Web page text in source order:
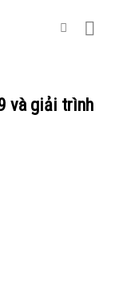
và giải trình